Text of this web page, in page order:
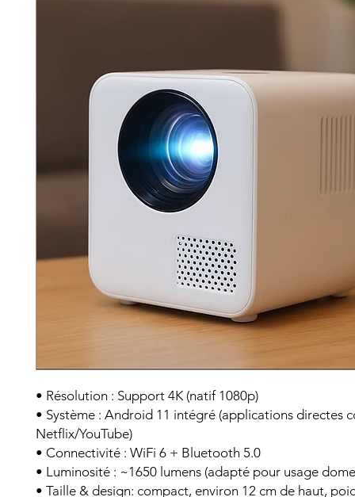
• Résolution : Support 4K (natif 1080p)
• Système : Android 11 intégré (applications directes
Netflix/YouTube)
• Connectivité : WiFi 6 + Bluetooth 5.0
• Luminosité : ~1650 lumens (adapté pour usage
• Taille & design: compact, environ 12 cm de haut,